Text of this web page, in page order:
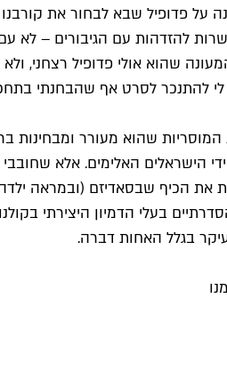
על פדופיל שבא לבחור את
להזדהות עם הגיבורים – לא
שהוא אולי פדופיל
להתנכר לסרט אף שהבחנתי
שהוא מעורר ומבחינות
האלימים. אלא
את הכיף שבסאדיזם (ובמראה
בעלי הדמיון היצירתי
בגלל האחות דברה.